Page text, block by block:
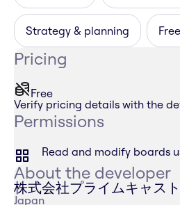
Strategy & planning Free
Pricing
Free
Verify pricing details with the
Permissions
Read and modify boards
About the developer
株式会社プライムキャスト
Japan